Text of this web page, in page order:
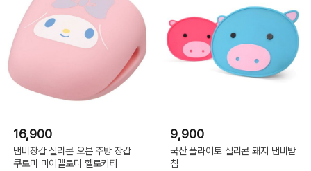
16,900
냄비장갑 실리콘 오븐 주방 장갑
쿠로미 마이멜로디 헬로키티
9,900
국산 플라이토 실리콘 돼지 냄비받
침